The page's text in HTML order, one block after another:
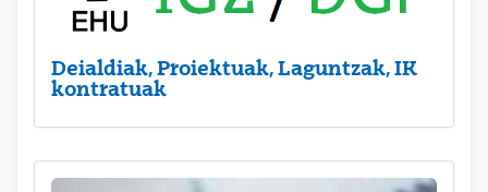
Deialdiak, Proiektuak, Laguntzak, IK
kontratuak